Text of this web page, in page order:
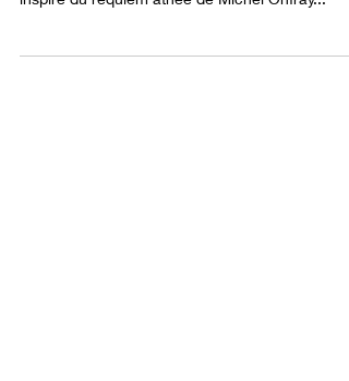
progress) QUERIES Pour Choeur SATB